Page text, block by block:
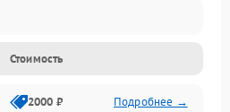
Стоимость
2000 ₽ Подробнее →